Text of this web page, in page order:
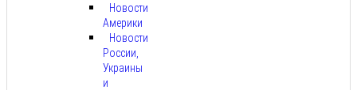
Новости
Америки
Новости
России,
Украины
и